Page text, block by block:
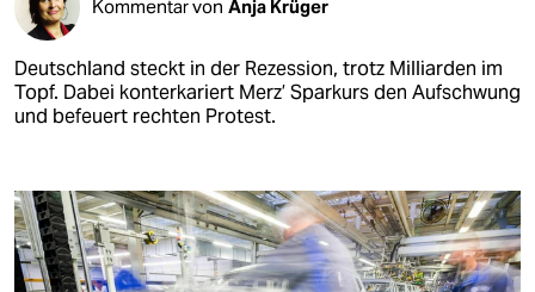
Kommentar von Anja Krüger
Deutschland steckt in der Rezession, trotz Milliarden im
Topf. Dabei konterkariert Merz’ Sparkurs den Aufschwung
und befeuert rechten Protest.